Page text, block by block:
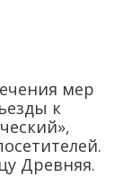
мер
к
Древняя.